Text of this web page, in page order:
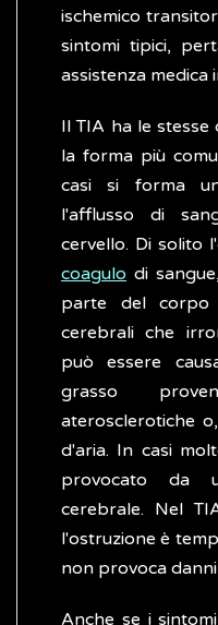
ischemico
sintomi tipici,
assistenza medica
Il TIA ha le stesse
la forma più
casi si forma
l'afflusso di
cervello. Di solito
coagulo di
parte del corpo
cerebrali che
può essere
grasso
aterosclerotiche
d'aria. In casi
provocato da
cerebrale. Nel
l'ostruzione è
non provoca
Anche se i